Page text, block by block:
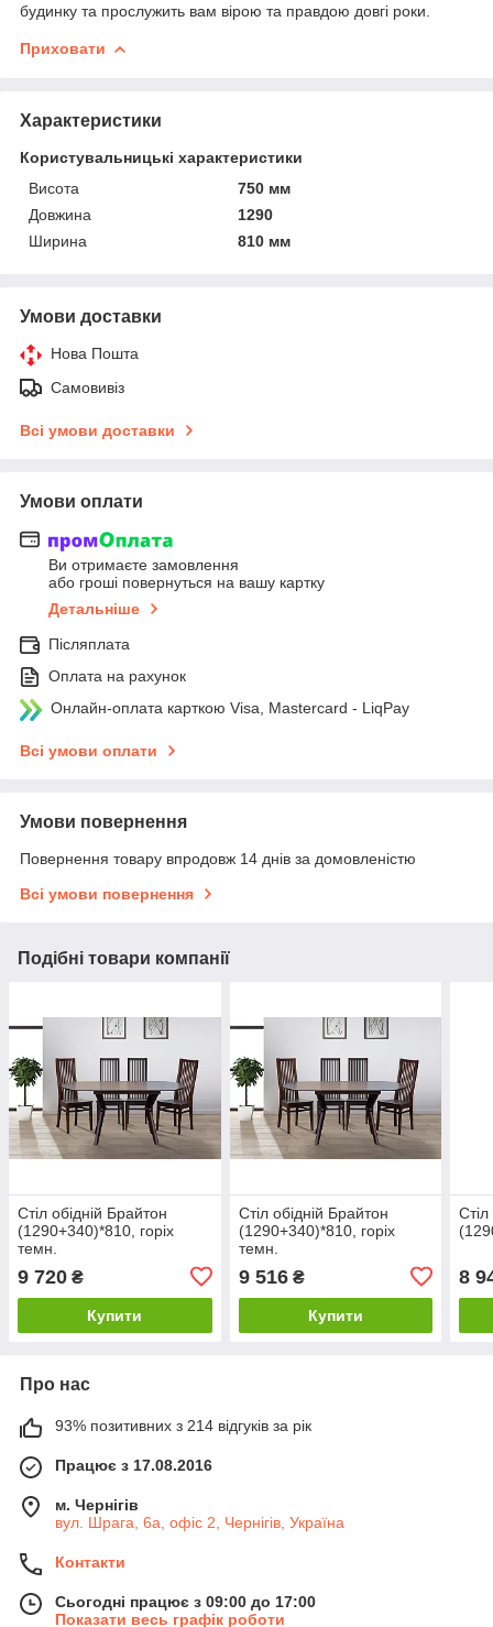
будинку та прослужить вам вірою та правдою довгі роки.
Приховати
Характеристики
Користувальницькі характеристики
Висота
750 мм
Довжина
1290
Ширина
810 мм
Умови доставки
Нова Пошта
Самовивіз
Всі умови доставки
Умови оплати
Ви отримаєте замовлення
або гроші повернуться на вашу картку
Детальніше
Післяплата
Оплата на рахунок
Онлайн-оплата карткою Visa, Mastercard - LiqPay
Всі умови оплати
Умови повернення
Повернення товару впродовж 14 днів за домовленістю
Всі умови повернення
Подібні товари компанії
Стіл обідній Брайтон
(1290+340)*810, горіх
темн.
9 720 ₴
Купити
Стіл обідній Брайтон
(1290+340)*810, горіх
темн.
9 516₴
Купити
Стіл
8
Про нас
93% позитивних з 214 відгуків за рік
Працює з 17.08.2016
м. Чернігів
вул. Шрага, 6а, офіс 2, Чернігів, Україна
Контакти
Сьогодні працює з 09:00 до 17:00
Показати весь графік роботи